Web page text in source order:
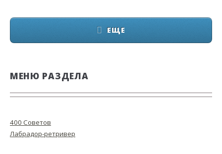
ЕЩЕ
МЕНЮ РАЗДЕЛА
400 Советов
Лабрадор-ретривер